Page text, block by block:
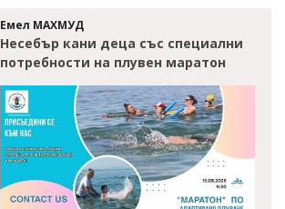
Емел МАХМУД
Несебър кани деца със специални
потребности на плувен маратон